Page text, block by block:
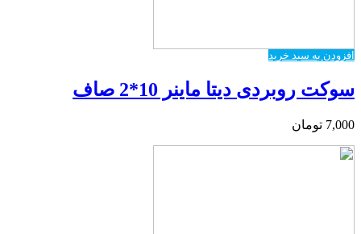
افزودن به سبد خرید
سوکت روبردی دیتا ماینر 10*2 صاف
7,000 تومان